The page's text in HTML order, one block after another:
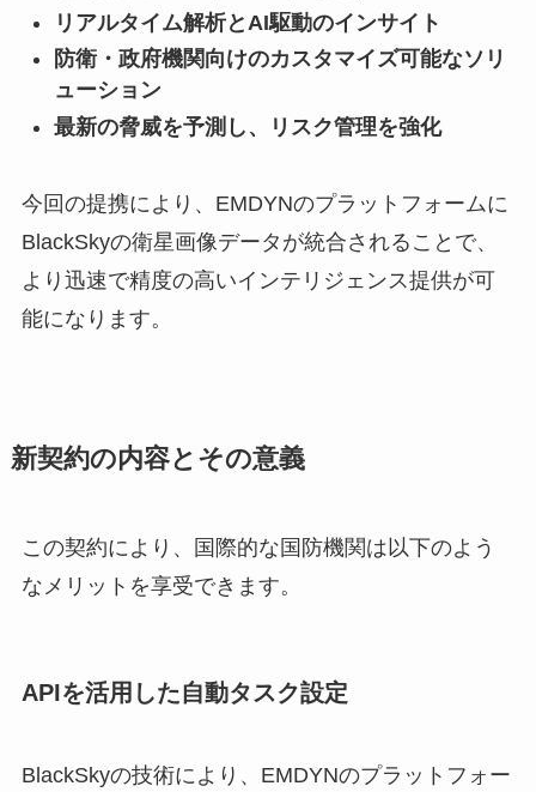
リアルタイム解析とAI駆動のインサイト
防衛・政府機関向けのカスタマイズ可能なソリ
ューション
最新の脅威を予測し、リスク管理を強化
今回の提携により、EMDYNのプラットフォームに
BlackSkyの衛星画像データが統合されることで、
より迅速で精度の高いインテリジェンス提供が可
能になります。
新契約の内容とその意義
この契約により、国際的な国防機関は以下のよう
なメリットを享受できます。
APIを活用した自動タスク設定
BlackSkyの技術により、EMDYNのプラットフォー